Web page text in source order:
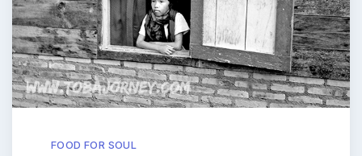
FOOD FOR SOUL